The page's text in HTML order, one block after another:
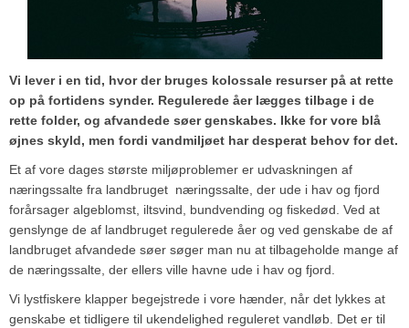
Vi lever i en tid, hvor der bruges kolossale resurser på at rette
op på fortidens synder. Regulerede åer lægges tilbage i de
rette folder, og afvandede søer genskabes. Ikke for vore blå
øjnes skyld, men fordi vandmiljøet har desperat behov for det.
Et af vore dages største miljøproblemer er udvaskningen af
næringssalte fra landbruget ­ næringssalte, der ude i hav og fjord
forårsager algeblomst, iltsvind, bundvending og fiskedød. Ved at
genslynge de af landbruget regulerede åer og ved genskabe de af
landbruget afvandede søer søger man nu at tilbageholde mange af
de næringssalte, der ellers ville havne ude i hav og fjord.
Vi lystfiskere klapper begejstrede i vore hænder, når det lykkes at
genskabe et tidligere til ukendelighed reguleret vandløb. Det er til